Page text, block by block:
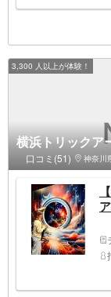
3,300 人以上が体験！
横浜トリックア
口コミ(51) 神奈川